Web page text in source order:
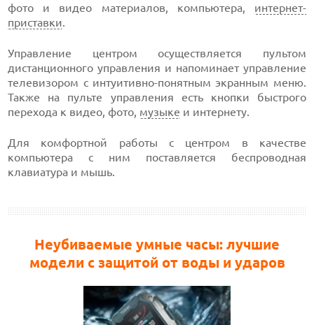
фото и видео материалов, компьютера, интернет-
приставки.
Управление центром осуществляется пультом
дистанционного управления и напоминает управление
телевизором с интуитивно-понятным экранным меню.
Также на пульте управления есть кнопки быстрого
перехода к видео, фото, музыке и интернету.
Для комфортной работы с центром в качестве
компьютера с ним поставляется беспроводная
клавиатура и мышь.
Неубиваемые умные часы: лучшие
модели с защитой от воды и ударов